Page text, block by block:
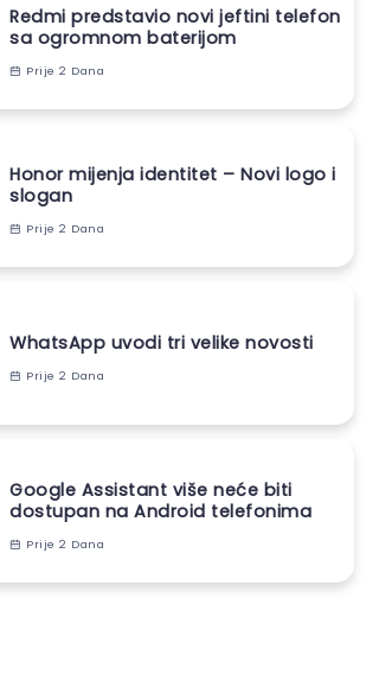
Redmi predstavio novi jeftini telefon
sa ogromnom baterijom
Prije 2 Dana
Honor mijenja identitet – Novi logo i
slogan
Prije 2 Dana
WhatsApp uvodi tri velike novosti
Prije 2 Dana
Google Assistant više neće biti
dostupan na Android telefonima
Prije 2 Dana